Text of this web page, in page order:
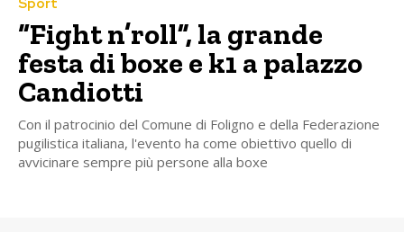
“Fight n’roll”, la grande
festa di boxe e k1 a palazzo
Candiotti
Con il patrocinio del Comune di Foligno e della Federazione
pugilistica italiana, l'evento ha come obiettivo quello di
avvicinare sempre più persone alla boxe